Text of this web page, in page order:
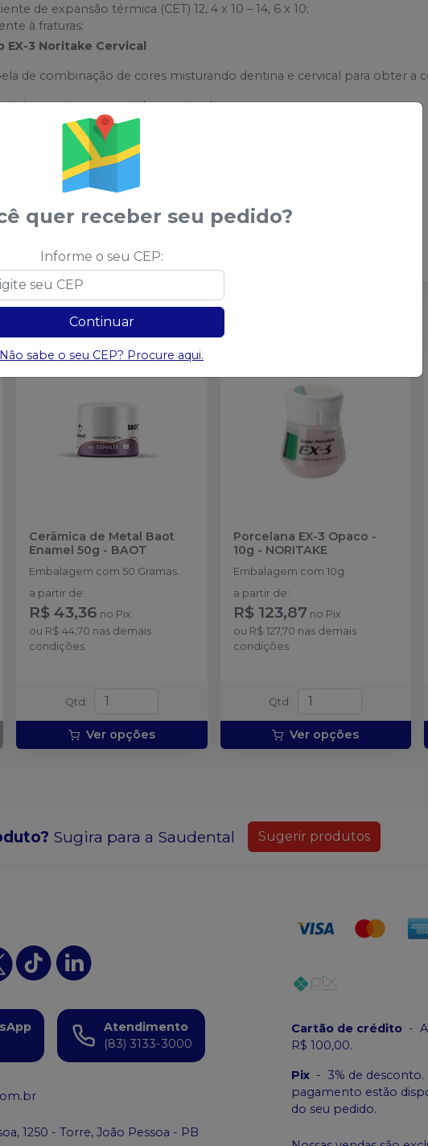
de expansão térmica (CET) 12, 4 x 10 – 14, 6 x 10;
à fraturas;
EX-3 Noritake Cervical
de combinação de cores misturando dentina e cervical para obter a
no terço cervical e proximal.
coloque a coroa no modelo.
em que a cervical não for utilizada, aplique dentina da mesma forma.
Cerâmica de Metal Baot
Enamel 50g - BAOT
Embalagem com 50 Gramas.
a partir de:
R$ 43,36 no Pix
ou R$ 44,70 nas demais
condições
Qtd:
Ver opções
Porcelana EX-3 Opaco -
10g - NORITAKE
Embalagem com 10g.
a partir de:
R$ 123,87 no Pix
ou R$ 127,70 nas demais
condições
Qtd:
Ver opções
Sugira para a Saudental Sugerir produtos
Atendimento
(83) 3133-3000
1250 - Torre, João Pessoa - PB
Cartão de crédito -
R$ 100,00.
Pix - 3% de desconto.
pagamento estão
do seu pedido.
quer receber seu pedido?
Informe o seu CEP:
Continuar
Não sabe o seu CEP? Procure aqui.